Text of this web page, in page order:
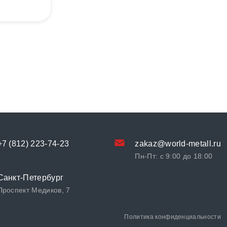
(812) 223-74-23 zakaz@world-metall.ru
Пн-Пт: с 9:00 до 18:00
Петербург
Медиков, 7
Политика конфиденциальности